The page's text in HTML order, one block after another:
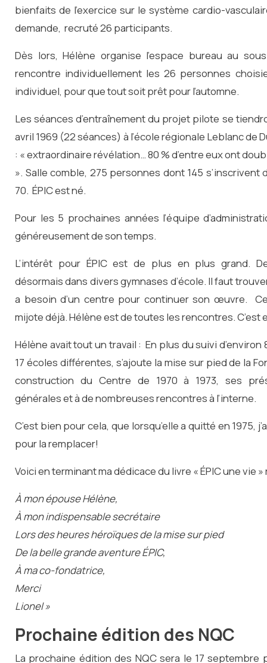
bienfaits de l’exercice sur le système cardio-
demande, recruté 26 participants.
Dès lors, Hélène organise l’espace bureau au
rencontre individuellement les 26 personnes
individuel, pour que tout soit prêt pour l’automne.
Les séances d’entraînement du projet pilote se
avril 1969 (22 séances) à l’école régionale Leblanc de
: « extraordinaire révélation… 80 % d’entre eux ont
». Salle comble, 275 personnes dont 145 s’inscrivent
70. ÉPIC est né.
Pour les 5 prochaines années l’équipe
généreusement de son temps.
L’intérêt pour ÉPIC est de plus en plus grand.
désormais dans divers gymnases d’école. Il faut
a besoin d’un centre pour continuer son œuvre.
mijote déjà. Hélène est de toutes les rencontres. C’est
Hélène avait tout un travail : En plus du suivi
17 écoles différentes, s’ajoute la mise sur pied de la
construction du Centre de 1970 à 1973, ses
générales et à de nombreuses rencontres à l’interne.
C’est bien pour cela, que lorsqu’elle a quitté en 1975,
pour la remplacer!
Voici en terminant ma dédicace du livre « ÉPIC une vie
À mon épouse Hélène,
À mon indispensable secrétaire
Lors des heures héroïques de la mise sur pied
De la belle grande aventure ÉPIC,
À ma co-fondatrice,
Merci
Lionel »
Prochaine édition des NQC
La prochaine édition des NQC sera le 17 septembre